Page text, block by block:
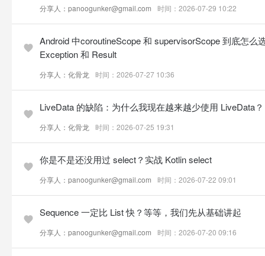
分享人：panoogunker@gmail.com 时间：2026-07-29 10:22
Android 中coroutineScope 和 supervisorScope 到底怎么
Exception 和 Result
分享人：化骨龙 时间：2026-07-27 10:36
LiveData 的缺陷：为什么我现在越来越少使用 LiveData？
分享人：化骨龙 时间：2026-07-25 19:31
你是不是还没用过 select？实战 Kotlin select
分享人：panoogunker@gmail.com 时间：2026-07-22 09:01
Sequence 一定比 List 快？等等，我们先从基础讲起
分享人：panoogunker@gmail.com 时间：2026-07-20 09:16